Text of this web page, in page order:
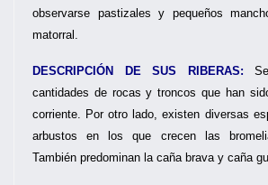
observarse pastizales y pequeños
matorral.
DESCRIPCIÓN DE SUS RIBERAS:
cantidades de rocas y troncos que han
corriente. Por otro lado, existen diversas
arbustos en los que crecen las
También predominan la caña brava y caña